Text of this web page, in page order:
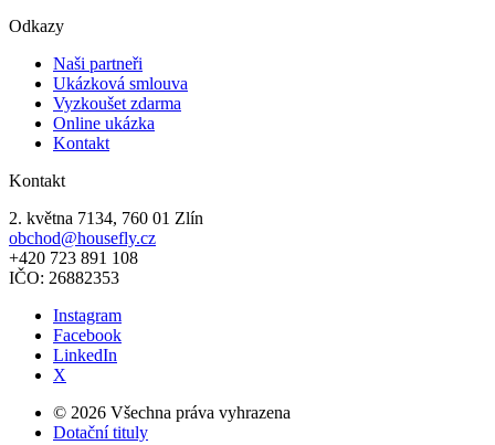
Odkazy
Naši partneři
Ukázková smlouva
Vyzkoušet zdarma
Online ukázka
Kontakt
Kontakt
2. května 7134, 760 01 Zlín
obchod@housefly.cz
+420 723 891 108
IČO: 26882353
Instagram
Facebook
LinkedIn
X
© 2026 Všechna práva vyhrazena
Dotační tituly